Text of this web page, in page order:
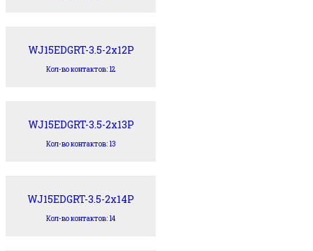
WJ15EDGRT-3.5-2x12P
Кол-во контактов: 12
WJ15EDGRT-3.5-2x13P
Кол-во контактов: 13
WJ15EDGRT-3.5-2x14P
Кол-во контактов: 14